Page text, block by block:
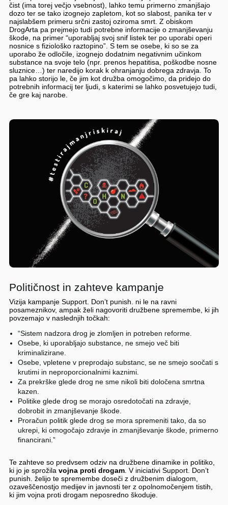
čist (ima torej večjo vsebnost), lahko temu primerno zmanjšajo
dozo ter se tako izognejo zapletom, kot so slabost, panika ter v
najslabšem primeru srčni zastoj oziroma smrt. Z obiskom
DrogArta pa prejmejo tudi potrebne informacije o zmanjševanju
škode, na primer “uporabljaj svoj snif listek ter po uporabi operi
nosnice s fiziološko raztopino”. S tem se osebe, ki so se za
uporabo že odločile, izognejo dodatnim negativnim učinkom
substance na svoje telo (npr. prenos hepatitisa, poškodbe nosne
sluznice…) ter naredijo korak k ohranjanju dobrega zdravja. To
pa lahko storijo le, če jim kot družba omogočimo, da pridejo do
potrebnih informacij ter ljudi, s katerimi se lahko posvetujejo tudi,
če gre kaj narobe.
Političnost in zahteve kampanje
Vizija kampanje Support. Don’t punish. ni le na ravni
posameznikov, ampak želi nagovoriti družbene spremembe, ki jih
povzemajo v naslednjih točkah:
“Sistem nadzora drog je zlomljen in potreben reforme.
Osebe, ki uporabljajo substance, ne smejo več biti
kriminalizirane.
Osebe, vpletene v preprodajo substanc, se ne smejo soočati s
krutimi in neproporcionalnimi kaznimi.
Za prekrške glede drog ne sme nikoli biti določena smrtna
kazen.
Politike glede drog se morajo osredotočati na zdravje,
dobrobit in zmanjševanje škode.
Proračun politik glede drog se mora spremeniti tako, da so
ukrepi, ki omogočajo zdravje in zmanjševanje škode, primerno
financirani.”
Te zahteve so predvsem odziv na družbene dinamike in politiko,
ki jo je sprožila vojna proti drogam. V iniciativi Support. Don’t
punish. želijo te spremembe doseči z družbenim dialogom,
ozaveščenostjo medijev in javnosti ter z opolnomočenjem tistih,
ki jim vojna proti drogam neposredno škoduje.